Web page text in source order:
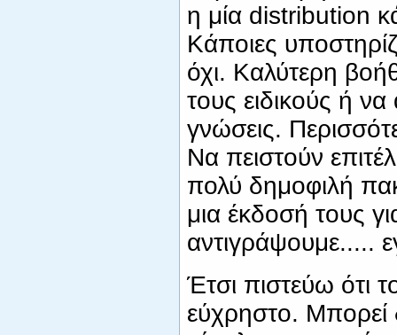
η μία distribution
Κάποιες
όχι. Καλύτερη
τους ειδικούς ή
γνώσεις.
Να πειστούν
πολύ δημοφιλή
μια έκδοσή τους
αντιγράψουμε.....
Έτσι πιστεύω ότι
εύχρηστο. Μπορεί